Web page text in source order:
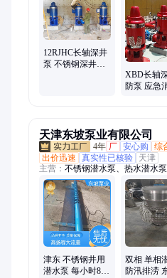
XBC柴油机深井消防泵、干式轴
12RJHC长轴深井
泵 不锈钢深井抽
XBD长轴
防泵 应急
天津东坡泵业有限公司
4年 厂 安心购 综
出价迅速
真实性已核验
天津
主营： 不锈钢潜水泵、热水潜水
流量潜水泵、矿用潜水泵、潜水
津东 不锈钢井用
潜水泵 每小时800
双相 单相
防汛排涝